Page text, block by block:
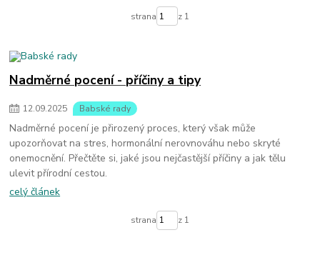
strana z 1
Nadměrné pocení - příčiny a tipy
12.09.2025 Babské rady
Nadměrné pocení je přirozený proces, který však může
upozorňovat na stres, hormonální nerovnováhu nebo skryté
onemocnění. Přečtěte si, jaké jsou nejčastější příčiny a jak tělu
ulevit přírodní cestou.
celý článek
strana z 1